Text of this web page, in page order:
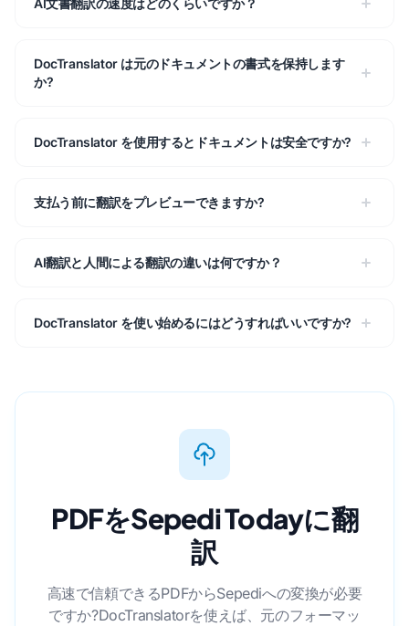
AI文書翻訳の速度はどのくらいですか？
DocTranslator は元のドキュメントの書式を保持します
か?
DocTranslator を使用するとドキュメントは安全ですか?
支払う前に翻訳をプレビューできますか?
AI翻訳と人間による翻訳の違いは何ですか？
DocTranslator を使い始めるにはどうすればいいですか?
PDFをSepedi Todayに翻
訳
高速で信頼できるPDFからSepediへの変換が必要
ですか?DocTranslatorを使えば、元のフォーマッ